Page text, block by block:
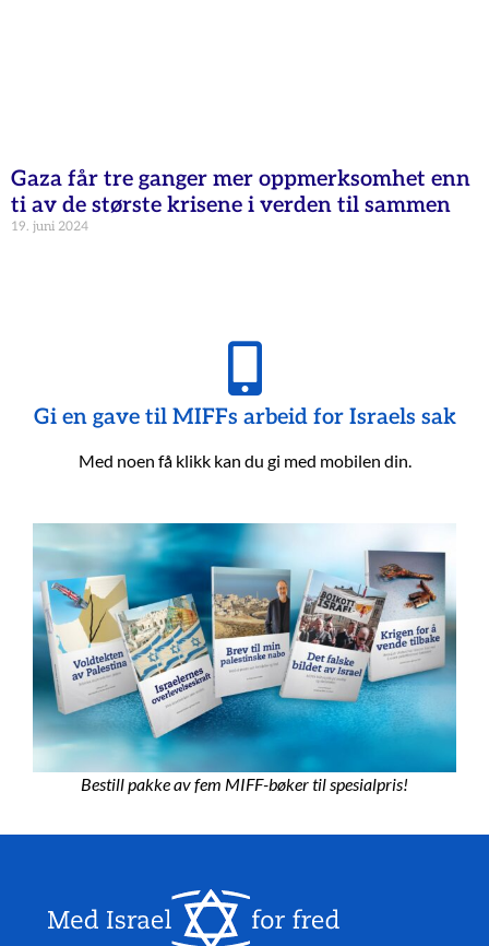
Gaza får tre ganger mer oppmerksomhet enn
ti av de største krisene i verden til sammen
19. juni 2024
Gi en gave til MIFFs arbeid for Israels sak
Med noen få klikk kan du gi med mobilen din.
Bestill pakke av fem MIFF-bøker til spesialpris!